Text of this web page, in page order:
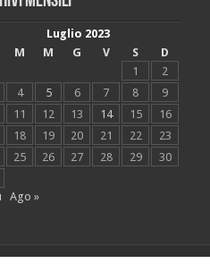
Luglio 2023
M M G V S
D
1
2
4 5 6 7 8
9
11 12 13 14 15
16
18 19 20 21 22
23
25 26 27 28 29
30
Ago »